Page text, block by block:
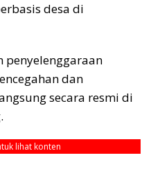
desa di
dan
secara resmi di
lihat konten